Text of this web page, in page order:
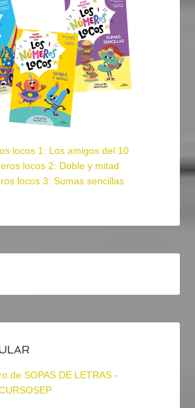
locos 1: Los amigos del 10
locos 2: Doble y mitad
locos 3: Sumas sencillas
de SOPAS DE LETRAS -